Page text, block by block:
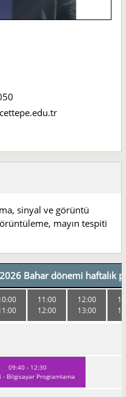
sinyal ve görüntü
mayın tespiti
Bahar dönemi haftalık
11:00
12:00
12:00
13:00
09:40 - 12:30
- Bilgisayar Programlama